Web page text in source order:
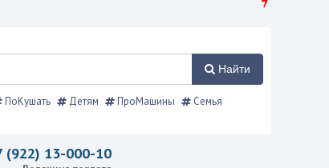
справочник
Найти
ПоКушать Детям ПроМашины Семья
(922) 13-000-10